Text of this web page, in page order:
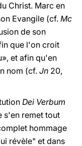
Christ. Marc en
Evangile (cf. Mc
de son
que l'on croit
et afin qu'en
nom (cf. Jn 20,
Dei Verbum
s'en remet tout
hommage
révèle" et dans